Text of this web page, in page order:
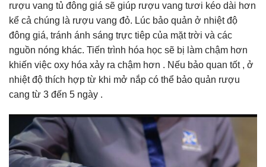
rượu vang tủ đông giá sẽ giúp rượu vang tươi kéo dài hơn
kể cả chúng là rượu vang đỏ. Lúc bảo quản ở nhiệt độ
đông giá, tránh ánh sáng trực tiêp của mặt trời và các
nguồn nóng khác. Tiến trình hóa học sẽ bị làm chậm hơn
khiến việc oxy hóa xảy ra chậm hơn . Nếu bảo quan tốt , ở
nhiệt độ thích hợp từ khi mở nắp có thể bảo quản rượu
cang từ 3 đến 5 ngày .